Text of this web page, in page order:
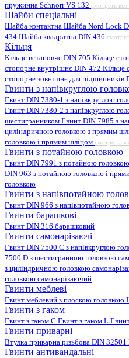
пружинна Schnorr VS 132 смотреть все
Шайби спеціальні
Шайба контактна Шайба Nord Lock
434 Шайба квадратна DIN 436
Кільця
Кільце встановче DIN 705 Кільце
стопорне внутрішнє DIN 472 Кільце
стопорне зовнішнє для підшипників
Гвинти з напівкруглою
Гвинт DIN 7380-1 з напівкруглою
Гвинт DIN 7380-2 з напівкруглою
шестигранником Гвинт DIN 7985 з
циліндричною головкою з прямим
головкою і прямим шліцом смотреть
Гвинти з потайною головкою
Гвинт DIN 7991 з потайною
DIN 963 з потайною головкою і
головкою
Гвинти з напівпотайною
Гвинт DIN 966 з напівпотайною
Гвинти барашкові
Гвинт DIN 316 барашковий
Гвинти самонарізаючі
Гвинт DIN 7500 C з напівкруглою
7500 D з шестигранною головкою
з циліндричною головкою
головкою самонарізаючий
Гвинти меблеві
Гвинт меблевий з плоскою головкою
Гвинти з гаком
Гвинт з гаком C Гвинт з гаком L
Гвинти приварні
Втулка приварна різьбова DIN 32501
Гвинти антивандальні